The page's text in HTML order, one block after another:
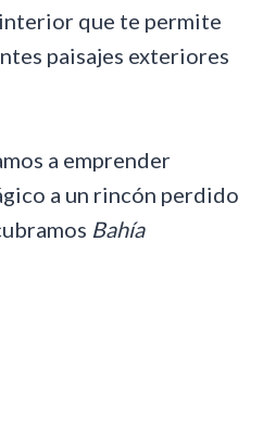
que te permite
paisajes exteriores
a emprender
a un rincón perdido
Bahía